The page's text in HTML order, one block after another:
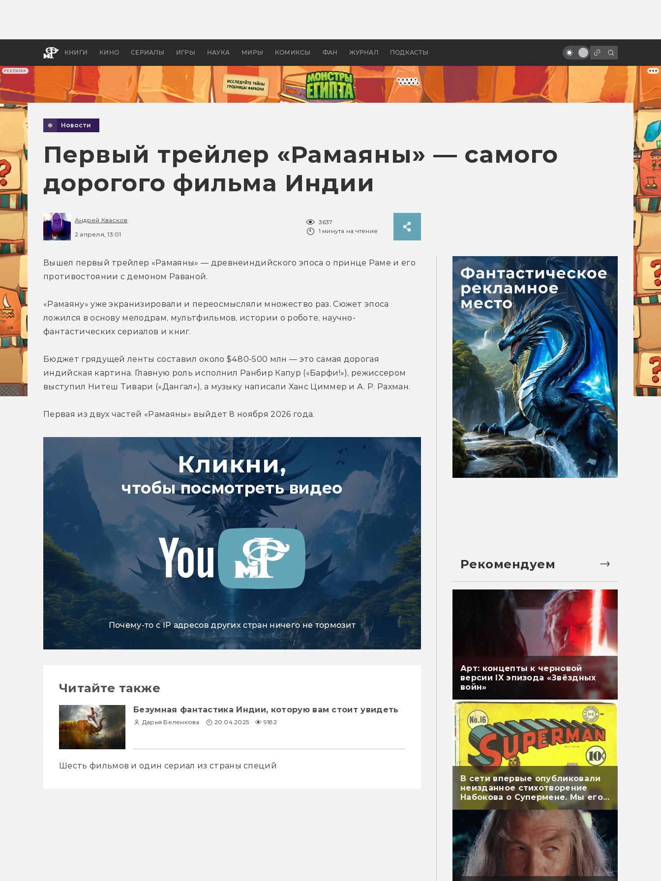
РЕКЛАМА
КНИГИ КИНО СЕРИАЛЫ ИГРЫ НАУКА МИРЫ КОМИКСЫ ФАН ЖУРНАЛ ПОДКАСТЫ
апокалипсис, в России —
бы «Властелина колец»
сериалах Азии
Новости
Первый трейлер «Рамаяны» — самого
дорогого фильма Индии
Андрей Квасков
2 апреля, 13:01
3637
1 минута на чтение
Вышел первый трейлер «Рамаяны» — древнеиндийского эпоса о принце Раме и его
противостоянии с демоном Раваной.
«Рамаяну» уже экранизировали и переосмысляли множество раз. Сюжет эпоса
ложился в основу мелодрам, мультфильмов, истории о роботе, научно-
Бюджет грядущей ленты составил около $480-500 млн — это самая дорогая
индийская картина. Главную роль исполнил Ранбир Капур («Барфи!»), режиссером
выступил Нитеш Тивари («Дангал»), а музыку написали Ханс Циммер и А. Р. Рахман.
Первая из двух частей «Рамаяны» выйдет 8 ноября 2026 года.
Кликни,
чтобы посмотреть видео
Почему-то с IP адресов других стран ничего не тормозит
Читайте также
Безумная фантастика Индии, которую вам стоит увидеть
Дарья Беленкова 20.04.2025 9182
Шесть фильмов и один сериал из страны специй
Рекомендуем
Арт: концепты к черновой
версии IX эпизода «Звёздных
войн»
В сети впервые опубликовали
неизданное стихотворение
Набокова о Супермене. Мы его
перевели